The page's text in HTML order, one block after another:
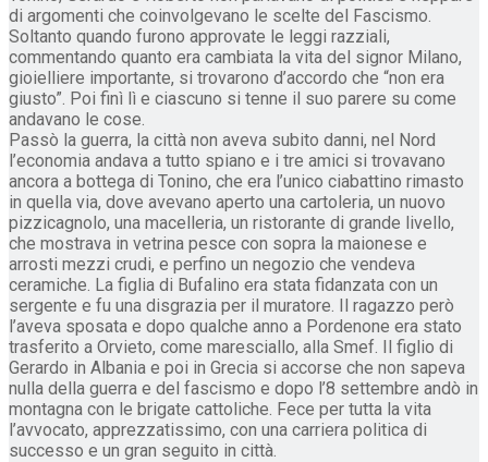
di argomenti che coinvolgevano le scelte del Fascismo.
Soltanto quando furono approvate le leggi razziali,
commentando quanto era cambiata la vita del signor Milano,
gioielliere importante, si trovarono d’accordo che “non era
giusto”. Poi finì lì e ciascuno si tenne il suo parere su come
andavano le cose.
Passò la guerra, la città non aveva subito danni, nel Nord
l’economia andava a tutto spiano e i tre amici si trovavano
ancora a bottega di Tonino, che era l’unico ciabattino rimasto
in quella via, dove avevano aperto una cartoleria, un nuovo
pizzicagnolo, una macelleria, un ristorante di grande livello,
che mostrava in vetrina pesce con sopra la maionese e
arrosti mezzi crudi, e perfino un negozio che vendeva
ceramiche. La figlia di Bufalino era stata fidanzata con un
sergente e fu una disgrazia per il muratore. Il ragazzo però
l’aveva sposata e dopo qualche anno a Pordenone era stato
trasferito a Orvieto, come maresciallo, alla Smef. Il figlio di
Gerardo in Albania e poi in Grecia si accorse che non sapeva
nulla della guerra e del fascismo e dopo l’8 settembre andò in
montagna con le brigate cattoliche. Fece per tutta la vita
l’avvocato, apprezzatissimo, con una carriera politica di
successo e un gran seguito in città.